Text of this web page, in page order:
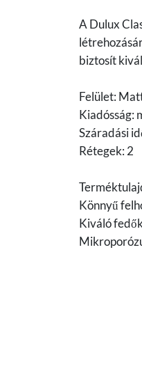
A Dulux
biztosít
Felület:
Kiadósság:
Száradási
Rétegek: 2
Könnyű
Kiváló